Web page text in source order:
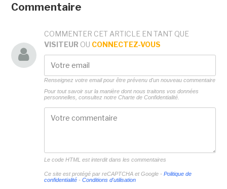
Commentaire
COMMENTER CET ARTICLE EN TANT QUE
VISITEUR OU CONNECTEZ-VOUS
Renseignez votre email pour être prévenu d'un nouveau commentaire
Pour tout savoir sur la manière dont nous traitons vos données
personnelles, consultez notre Charte de Confidentialité.
Le code HTML est interdit dans les commentaires
Ce site est protégé par reCAPTCHA et Google - Politique de
confidentialité- Conditions d'utilisation